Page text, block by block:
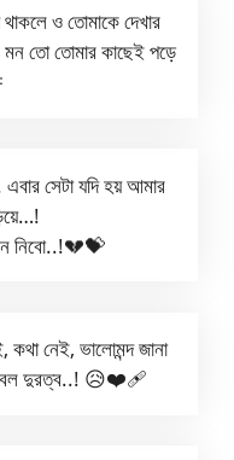
ও তোমাকে দেখার
মন তো তোমার কাছেই পড়ে
সেটা যদি হয় আমার
নিবো..!💔💝
নেই, ভালোমন্দ জানা
দুরত্ব..! 😥❤️‍🩹